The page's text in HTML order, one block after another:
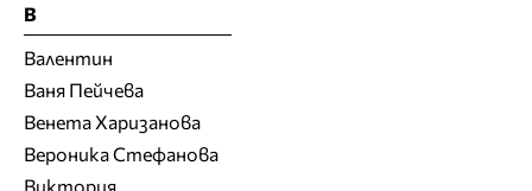
В
Валентин
Ваня Пейчева
Венета Харизанова
Вероника Стефанова
Виктория